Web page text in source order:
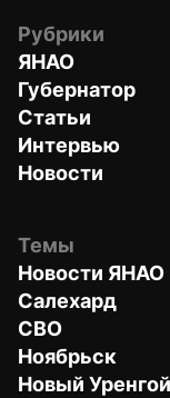
Рубрики
ЯНАО
Губернатор
Статьи
Интервью
Новости
Темы
Новости ЯНАО
Салехард
СВО
Ноябрьск
Новый Уренгой